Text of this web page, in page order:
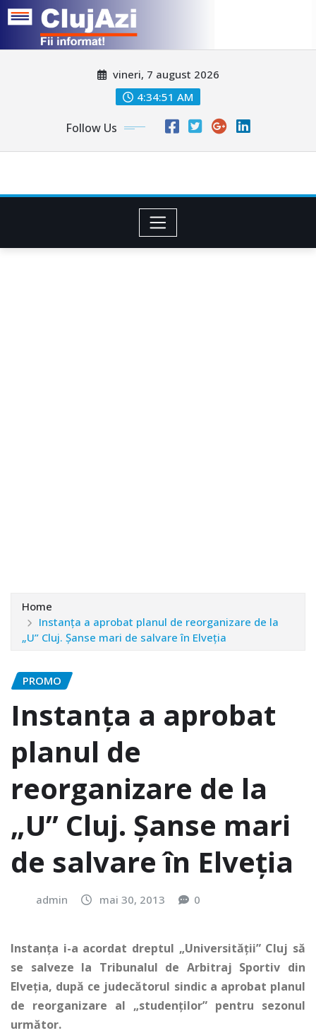
vineri, 7 august 2026
4:34:53 AM
Follow Us
Home
Instanţa a aprobat planul de reorganizare de la
„U” Cluj. Şanse mari de salvare în Elveţia
PROMO
Instanţa a aprobat
planul de
reorganizare de la
„U” Cluj. Şanse mari
de salvare în Elveţia
admin mai 30, 2013 0
Instanţa i-a acordat dreptul „Universităţii” Cluj să
se salveze la Tribunalul de Arbitraj Sportiv din
Elveţia, după ce judecătorul sindic a aprobat planul
de reorganizare al „studenţilor” pentru sezonul
următor.